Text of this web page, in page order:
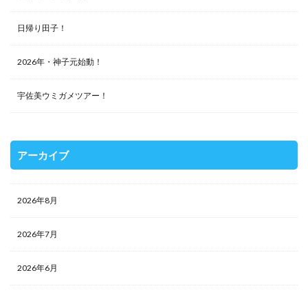
日帰り田子！
2026年・神子元始動！
宇佐美ウミガメツアー！
アーカイブ
2026年8月
2026年7月
2026年6月